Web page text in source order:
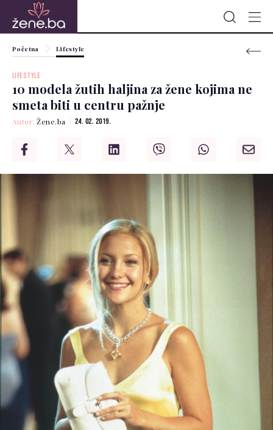
Početna Lifestyle
LIFESTYLE
10 modela žutih haljina za žene kojima ne
smeta biti u centru pažnje
Autor:Žene.ba 24. 02. 2019.